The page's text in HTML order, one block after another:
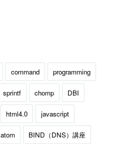
command programming
sprintf chomp DBI
html4.0 javascript
atom BIND（DNS）講座